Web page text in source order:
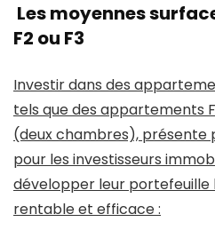
Les moyennes
F2 ou F3
Investir dans des
tels que des appartements
(deux chambres), présente
pour les investisseurs
développer leur
rentable et efficace :